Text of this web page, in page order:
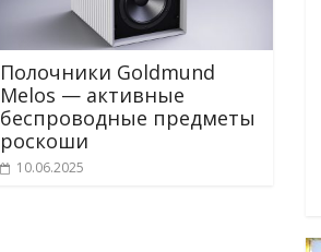
Полочники Goldmund
Melos — активные
беспроводные предметы
роскоши
10.06.2025